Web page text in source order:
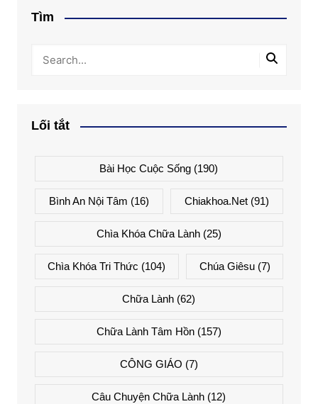
Tìm
Lối tắt
Bài Học Cuộc Sống (190)
Bình An Nội Tâm (16) Chiakhoa.net (91)
Chìa Khóa Chữa Lành(25)
Chìa Khóa Tri Thức (104) Chúa Giêsu(7)
Chữa Lành (62)
Chữa Lành Tâm Hồn(157)
CÔNG GIÁO (7)
Câu Chuyện Chữa Lành (12)